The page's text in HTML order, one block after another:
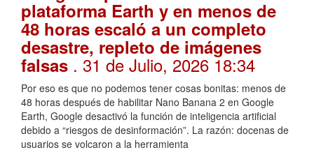
plataforma Earth y en menos de
48 horas escaló a un completo
desastre, repleto de imágenes
falsas . 31 de Julio, 2026 18:34
Por eso es que no podemos tener cosas bonitas: menos de
48 horas después de habilitar Nano Banana 2 en Google
Earth, Google desactivó la función de inteligencia artificial
debido a “riesgos de desinformación”. La razón: docenas de
usuarios se volcaron a la herramienta